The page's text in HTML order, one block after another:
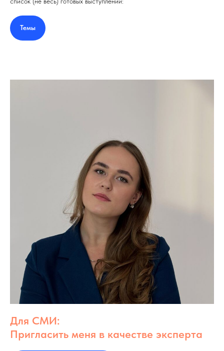
Темы
Для СМИ:
Пригласить меня в качестве эксперта